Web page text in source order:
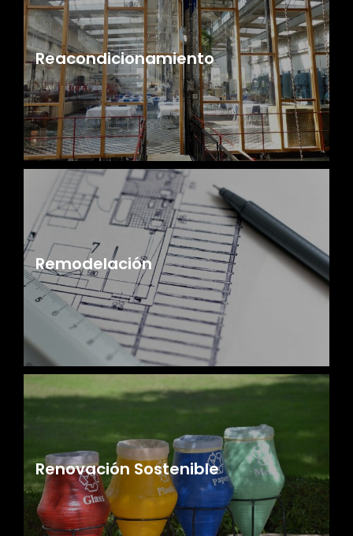
Reacondicionamiento
Remodelación
Renovación Sostenible